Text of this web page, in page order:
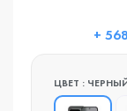
+
ЦВЕТ :